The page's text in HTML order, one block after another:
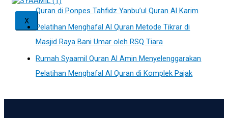
X
Quran di Ponpes Tahfidz Yanbu’ul Quran Al Karim
Pelatihan Menghafal Al Quran Metode Tikrar di
Masjid Raya Bani Umar oleh RSQ Tiara
Rumah Syaamil Quran Al Amin Menyelenggarakan
Pelatihan Menghafal Al Quran di Komplek Pajak